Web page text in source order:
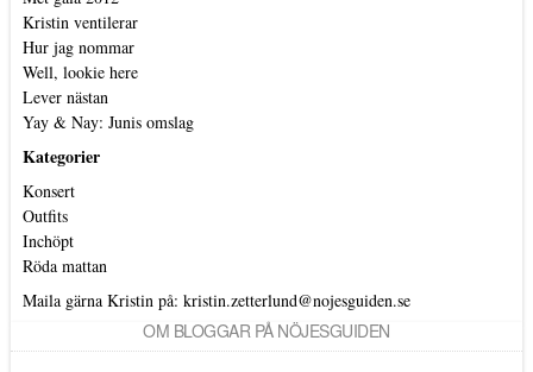
Kristin ventilerar
Hur jag nommar
Well, lookie here
Lever nästan
Yay & Nay: Junis omslag
Kategorier
Konsert
Outfits
Inchöpt
Röda mattan
Maila gärna Kristin på: kristin.zetterlund@nojesguiden.se
OM BLOGGAR PÅ NÖJESGUIDEN